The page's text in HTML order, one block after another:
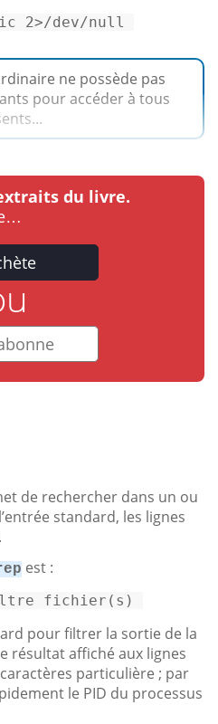
2>/dev/null
ne possède pas
pour accéder à tous
du livre.
de rechercher dans un ou
standard, les lignes
est :
fichier (s)
pour filtrer la sortie de la
résultat affiché aux lignes
particulière ; par
le PID du processus